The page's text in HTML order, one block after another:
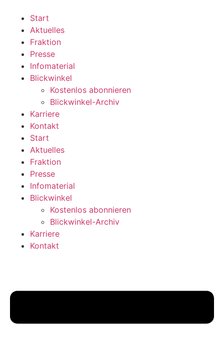
wechseln
Start
Aktuelles
Fraktion
Presse
Infomaterial
Blickwinkel
Kostenlos abonnieren
Blickwinkel-Archiv
Karriere
Kontakt
Start
Aktuelles
Fraktion
Presse
Infomaterial
Blickwinkel
Kostenlos abonnieren
Blickwinkel-Archiv
Karriere
Kontakt